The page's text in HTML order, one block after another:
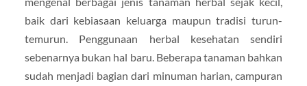
baik dari kebiasaan keluarga maupun tradisi turun-
temurun. Penggunaan herbal kesehatan sendiri
sebenarnya bukan hal baru. Beberapa tanaman bahkan
sudah menjadi bagian dari minuman harian, campuran